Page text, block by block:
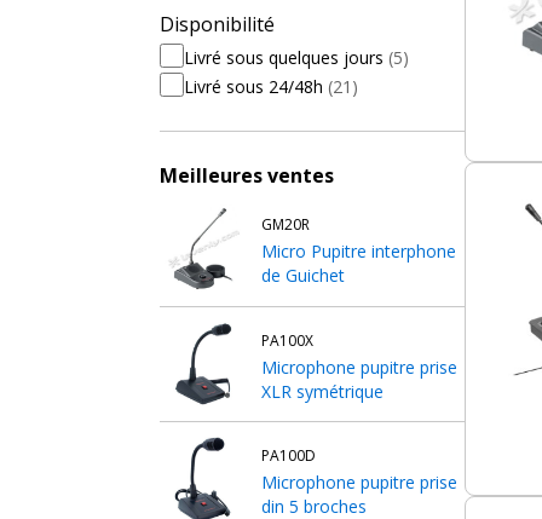
Disponibilité
Livré sous quelques jours (5)
Livré sous 24/48h (21)
Meilleures ventes
GM20R
Micro Pupitre interphone
de Guichet
PA100X
Microphone pupitre prise
XLR symétrique
PA100D
Microphone pupitre prise
din 5 broches